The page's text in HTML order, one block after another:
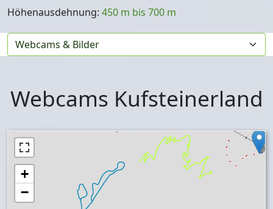
Höhenausdehnung: 450 m bis 700 m
Webcams Kufsteinerland
+
−